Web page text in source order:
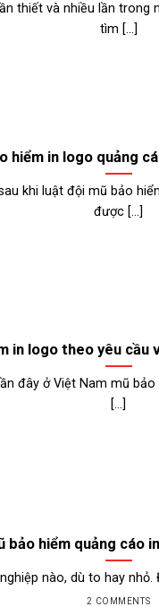
thiết và nhiều lần trong
tìm [...]
hiểm in logo quảng
khi luật đội mũ bảo
được [...]
in logo theo yêu cầu
đây ở Việt Nam mũ
[...]
bảo hiểm quảng cáo
nào, dù to hay nhỏ.
2 COMMENTS